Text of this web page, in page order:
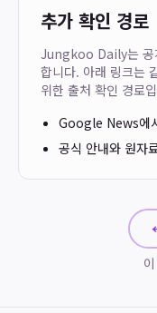
추가 확인 경로
Jungkoo Daily는 공
합니다. 아래 링크는
위한 출처 확인 경로
Google News에
공식 안내와 원자